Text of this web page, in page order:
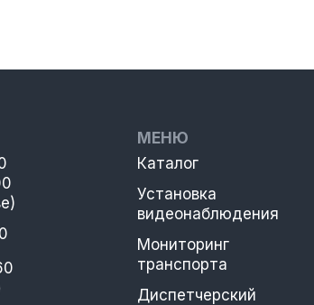
МЕНЮ
Каталог
Установка
видеонаблюдения
Мониторинг
транспорта
Диспетчерский